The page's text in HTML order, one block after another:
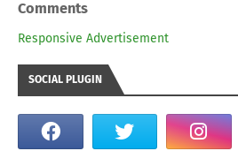
Comments
Responsive Advertisement
SOCIAL PLUGIN